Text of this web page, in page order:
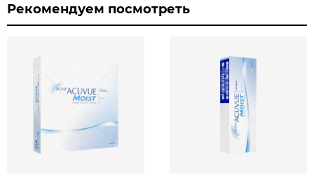
Рекомендуем посмотреть